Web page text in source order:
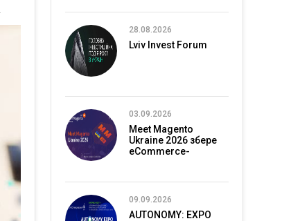
28.08.2026
Lviv Invest Forum
03.09.2026
Meet Magento
Ukraine 2026 збере
eCommerce-
09.09.2026
AUTONOMY: EXPO